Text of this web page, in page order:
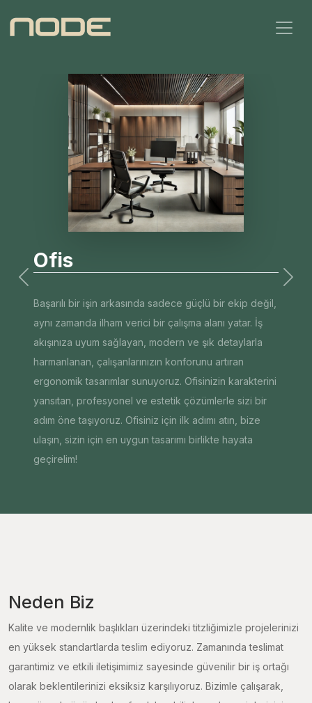
Ofis
Başarılı bir işin arkasında sadece güçlü bir ekip değil,
aynı zamanda ilham verici bir çalışma alanı yatar. İş
akışınıza uyum sağlayan, modern ve şık detaylarla
harmanlanan, çalışanlarınızın konforunu artıran
ergonomik tasarımlar sunuyoruz. Ofisinizin karakterini
yansıtan, profesyonel ve estetik çözümlerle sizi bir
adım öne taşıyoruz. Ofisiniz için ilk adımı atın, bize
ulaşın, sizin için en uygun tasarımı birlikte hayata
geçirelim!
Previous Next
Neden Biz
Kalite ve modernlik başlıkları üzerindeki titzliğimizle projelerinizi
en yüksek standartlarda teslim ediyoruz. Zamanında teslimat
garantimiz ve etkili iletişimimiz sayesinde güvenilir bir iş ortağı
olarak beklentilerinizi eksiksiz karşılıyoruz. Bizimle çalışarak,